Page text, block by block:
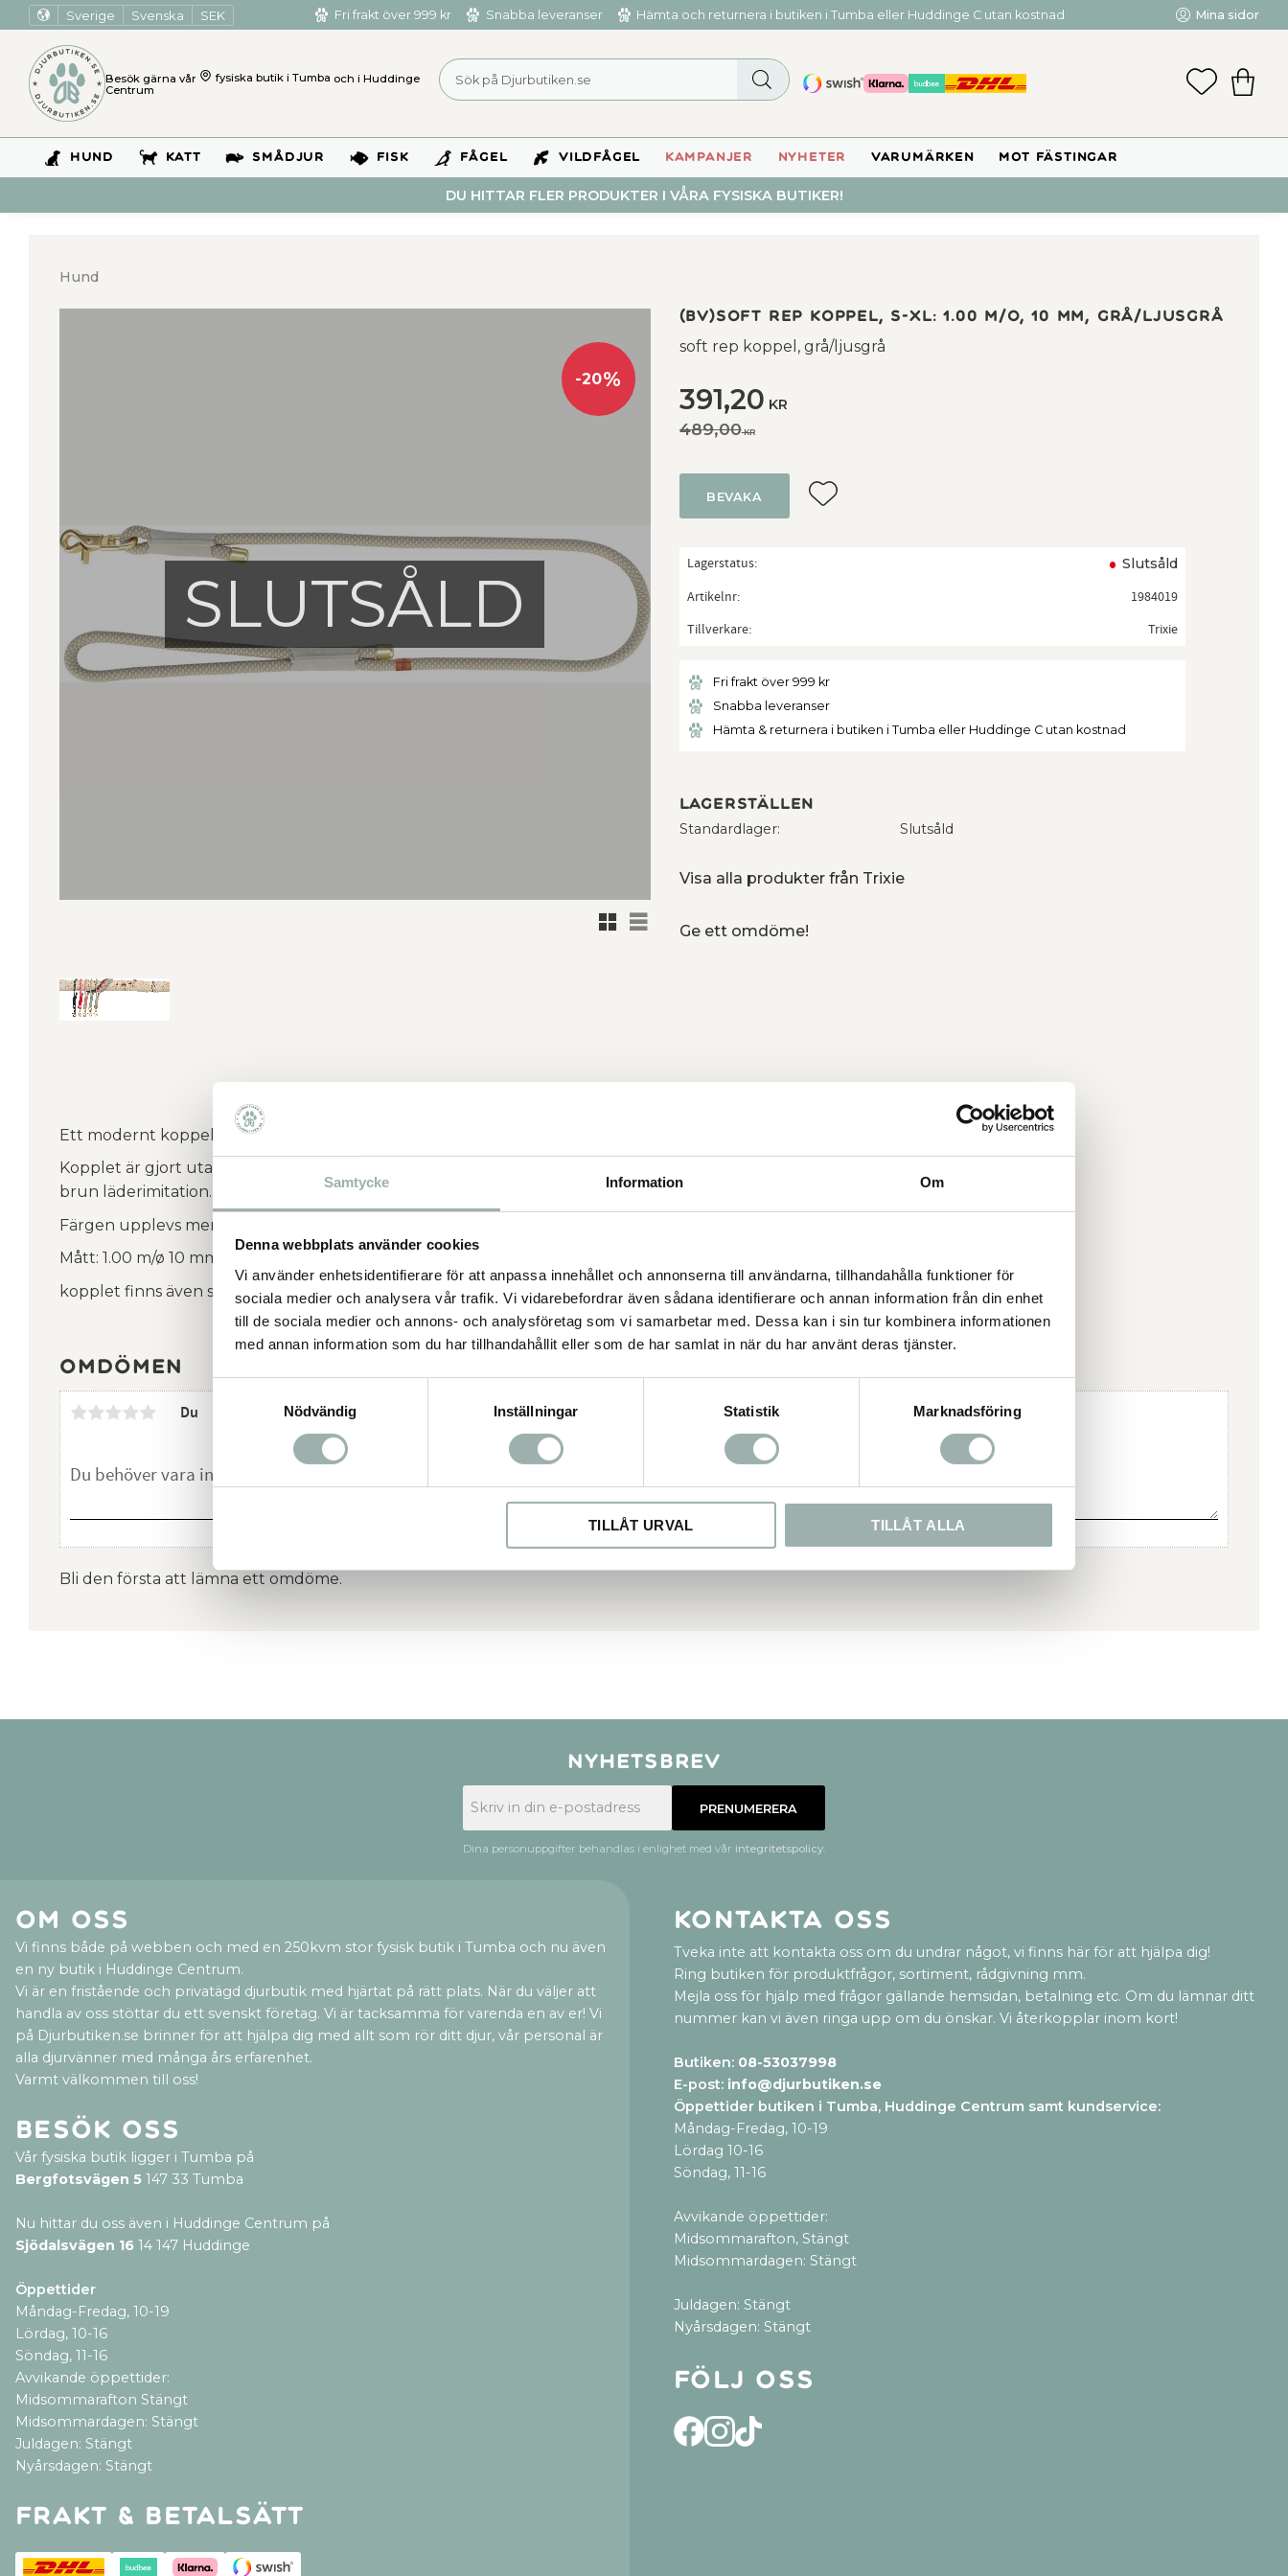
Samtycke Information Om
Denna webbplats använder cookies
Vi använder enhetsidentifierare för att anpassa innehållet och annonserna till användarna, tillhandahålla funktioner för
sociala medier och analysera vår trafik. Vi vidarebefordrar även sådana identifierare och annan information från din enhet
till de sociala medier och annons- och analysföretag som vi samarbetar med. Dessa kan i sin tur kombinera informationen
med annan information som du har tillhandahållit eller som de har samlat in när du har använt deras tjänster.
Samtyckesval
Nödvändig
Inställningar Statistik Marknadsföring
TILLÅT URVAL TILLÅT ALLA
Sverige Svenska SEK Fri frakt över 999 kr Snabba leveranser Hämta och returnera i butiken i Tumba eller Huddinge C utan kostnad Mina sidor
Besök gärna vår fysiska butik i Tumba och i Huddinge
Centrum
HUND KATT SMÅDJUR FISK FÅGEL VILDFÅGEL KAMPANJER NYHETER VARUMÄRKEN MOT FÄSTINGAR
DU HITTAR FLER PRODUKTER I VÅRA FYSISKA BUTIKER!
Hund
(BV)Soft rep koppel, S-XL: 1.00 m/o, 10 mm, grå/ljusgrå
soft rep koppel, grå/ljusgrå
SLUTSÅLD
20%
Rutnätsvy
Listvy
Nedsatt pris:
391,20 KR
Ordinarie pris:
489,00KR
Lägg till i favoriter
BEVAKA
Lagerstatus Slutsåld
Artikelnr
1984019
Tillverkare
Trixie
Fri frakt över 999 kr
Snabba leveranser
Hämta & returnera i butiken i Tumba eller Huddinge C utan kostnad
Lagerställen
Standardlager Slutsåld
Visa alla produkter från Trixie
Ge ett omdöme!
Ett modernt koppel som passar perfekt inför våren och sommarens äventyr.
Kopplet är gjort utav ett rundvävt matt rep. Guldig hake med detaljer i
brun läderimitation.
Färgen upplevs mer biege/ljusgrå i verkligheten.
Mått: 1.00 m/ø 10 mm.
kopplet finns även som ett multikoppel.
Omdömen
Du
Bli den första att lämna ett omdöme.
Nyhetsbrev
PRENUMERERA
Dina personuppgifter behandlas i enlighet med vår integritetspolicy.
Om oss
Vi finns både på webben och med en 250kvm stor fysisk butik i Tumba och nu även
en ny butik i Huddinge Centrum.
Vi är en fristående och privatägd djurbutik med hjärtat på rätt plats. När du väljer att
handla av oss stöttar du ett svenskt företag. Vi är tacksamma för varenda en av er! Vi
på Djurbutiken.se brinner för att hjälpa dig med allt som rör ditt djur, vår personal är
alla djurvänner med många års erfarenhet.
Varmt välkommen till oss!
Besök oss
Vår fysiska butik ligger i Tumba på
Bergfotsvägen 5 147 33 Tumba
Nu hittar du oss även i Huddinge Centrum på
Sjödalsvägen 16 14 147 Huddinge
Öppettider
Måndag-Fredag, 10-19
Lördag, 10-16
Söndag, 11-16
Avvikande öppettider:
Midsommarafton Stängt
Midsommardagen: Stängt
Juldagen: Stängt
Nyårsdagen: Stängt
Frakt & betalsätt
Kontakta oss
Tveka inte att kontakta oss om du undrar något, vi finns här för att hjälpa dig!
Ring butiken för produktfrågor, sortiment, rådgivning mm.
Mejla oss för hjälp med frågor gällande hemsidan, betalning etc. Om du lämnar ditt
nummer kan vi även ringa upp om du önskar. Vi återkopplar inom kort!
Butiken: 08-53037998
E-post: info@djurbutiken.se
Öppettider butiken i Tumba, Huddinge Centrum samt kundservice:
Måndag-Fredag, 10-19
Lördag 10-16
Söndag, 11-16
Avvikande öppettider:
Midsommarafton, Stängt
Midsommardagen: Stängt
Juldagen: Stängt
Nyårsdagen: Stängt
Följ oss